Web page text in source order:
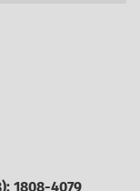
1808-4079